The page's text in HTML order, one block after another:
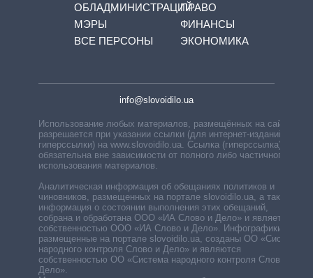
ОБЛАДМИНИСТРАЦИЙ
МЭРЫ
ВСЕ ПЕРСОНЫ
ПРАВО
ФИНАНСЫ
ЭКОНОМИКА
info@slovoidilo.ua
Использование любых материалов, размещённых на сайте,
разрешается при указании ссылки (для интернет-изданий —
гиперссылки) на www.slovoidilo.ua. Ссылка (гиперссылка)
обязательна вне зависимости от полного либо частичного
использования материалов.
Аналитическая информация об обещаниях политиков и
чиновников, размещенных на портале slovoidilo.ua, а также
информация о состоянии выполнения этих обещаний,
собрана и обработана ООО «ИА Слово и Дело» и является
собственностью ООО «ИА Слово и Дело». Инфографики,
размещенные на портале slovoidilo.ua, созданы ОО «Система
народного контроля Слово и Дело» и являются
собственностью ОО «Система народного контроля Слово и
Дело».